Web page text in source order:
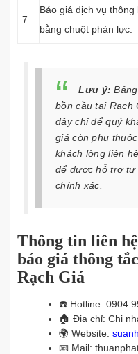
7
Báo giá dịch vụ
bằng chuột phản lực.
Lưu ý:
bồn cầu tại Rạch
đây chỉ để quý
giá còn phụ
khách lòng liên
để được hỗ trợ tư
chính xác.
Thông tin liên
báo giá thông
Rạch Giá
☎️ Hotline:
🏠 Địa chỉ: Chi
🌍 Website:
📧 Mail: